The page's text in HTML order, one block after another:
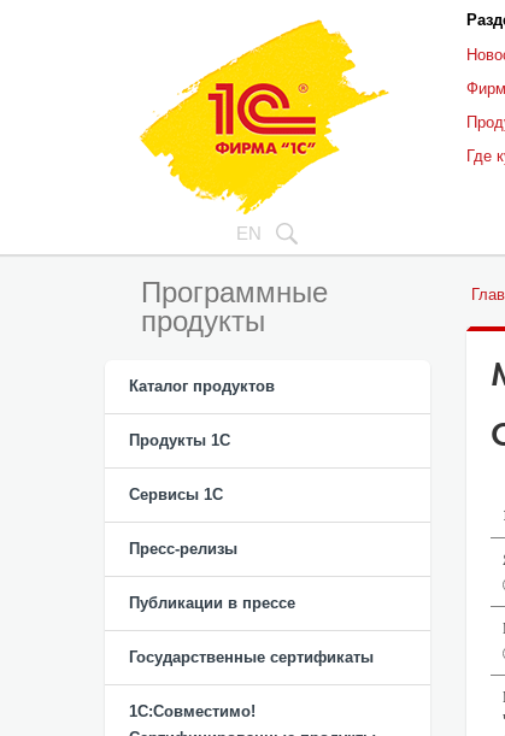
EN
Где
Программные
продукты
Каталог продуктов
Продукты 1С
Сервисы 1С
Пресс-релизы
Публикации в прессе
Государственные сертификаты
1С:Совместимо!